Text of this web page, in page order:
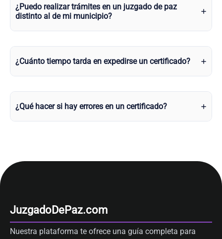
¿Puedo realizar trámites en un juzgado de paz
distinto al de mi municipio?
¿Cuánto tiempo tarda en expedirse un certificado?
¿Qué hacer si hay errores en un certificado?
JuzgadoDePaz.com
Nuestra plataforma te ofrece una guía completa para